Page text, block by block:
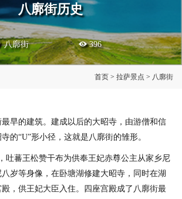
八廓街历史
八廓街  396
首页 > 拉萨景点 > 八廓街
早的建筑。建成以后的大昭寺，由游僧和信
的“U”形小径，这就是八廓街的雏形。
蕃王松赞干布为供奉王妃赤尊公主从家乡尼
岁等身像，在卧塘湖修建大昭寺，同时在湖
，供王妃大臣入住。四座宫殿成了八廓街最